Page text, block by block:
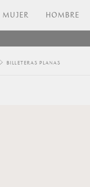
MUJER HOMBRE
BILLETERAS PLANAS